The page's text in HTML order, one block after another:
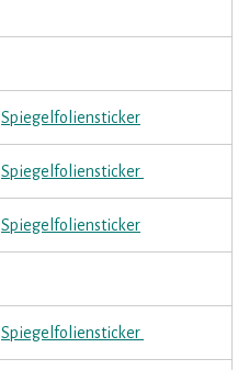
Spiegelfoliensticker
Spiegelfoliensticker
Spiegelfoliensticker
Spiegelfoliensticker